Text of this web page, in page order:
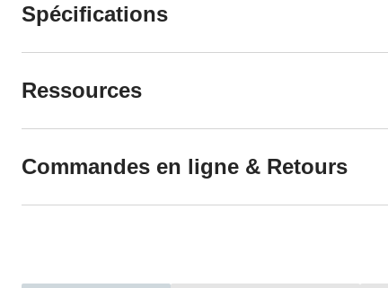
Spécifications
Ressources
Commandes en ligne & Retours